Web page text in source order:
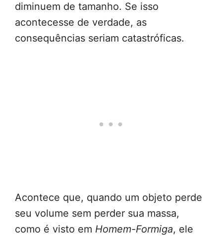
diminuem de tamanho. Se isso
acontecesse de verdade, as
consequências seriam catastróficas.
Acontece que, quando um objeto perde
seu volume sem perder sua massa,
como é visto em Homem-Formiga, ele